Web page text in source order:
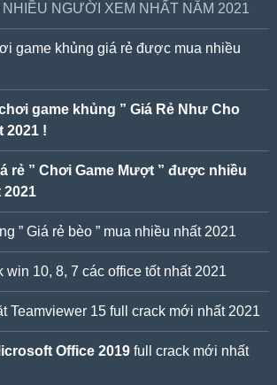
NHIỀU NGƯỜI XEM NHẤT NĂM 2021
game khủng giá rẻ được mua nhiều
game khủng ” Giá Rẻ Như Cho
2021 !
rẻ ” Chơi Game Mượt ” được nhiều
” Giá rẻ bèo ” mua nhiều nhất 2021
win 10, 8, 7 các office tốt nhất 2021
Teamviewer 15 full crack mới nhất 2021
Office 2019full crack mới nhất